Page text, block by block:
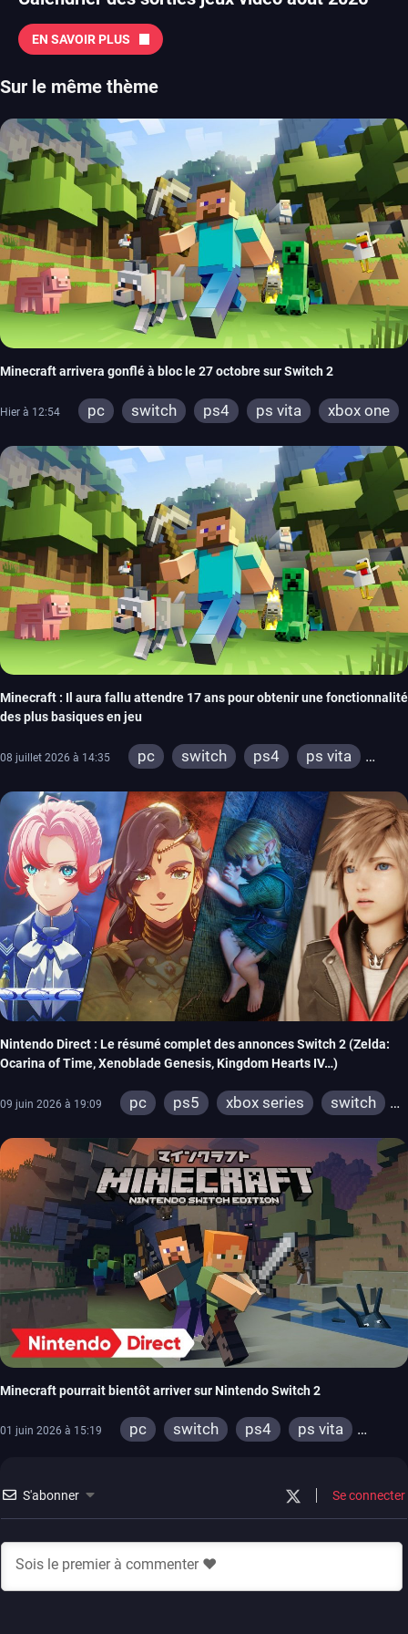
EN SAVOIR PLUS
Sur le même thème
Minecraft arrivera gonflé à bloc le 27 octobre sur Switch 2
Hier à 12:54 pc switch ps4 ps vita
xbox one
switch 2
Minecraft : Il aura fallu attendre 17 ans pour obtenir une fonctionnalité
des plus basiques en jeu
08 juillet 2026 à 14:35 pc switch ps4
ps vita
xbox 360
switch 2
Nintendo Direct : Le résumé complet des annonces Switch 2 (Zelda:
Ocarina of Time, Xenoblade Genesis, Kingdom Hearts IV…)
09 juin 2026 à 19:09 pc ps5 xbox series
switch
xbox one
wiiu
ps3
xbox 360
wii switch 2
Minecraft pourrait bientôt arriver sur Nintendo Switch 2
01 juin 2026 à 15:19 pc switch ps4
ps vita
S'abonner Se connecter